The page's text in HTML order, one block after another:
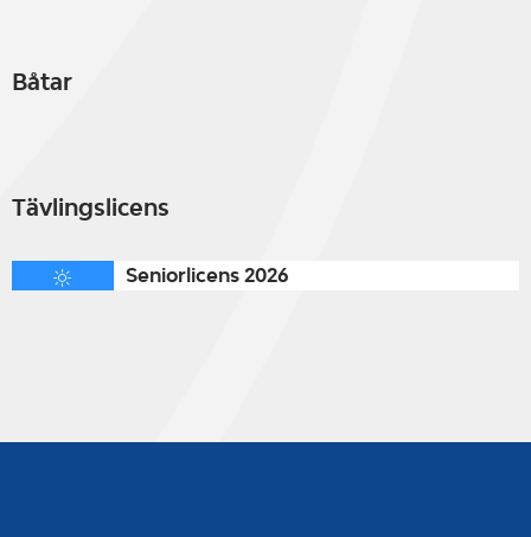
Båtar
Tävlingslicens
Seniorlicens 2026